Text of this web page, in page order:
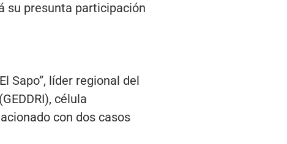
su presunta participación
Sapo”, líder regional del
célula
con dos casos